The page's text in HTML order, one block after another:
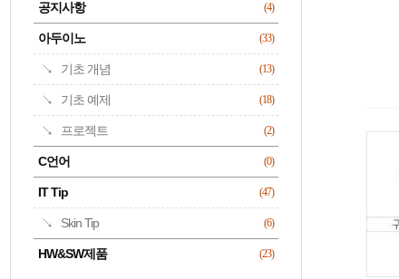
공지사항 (4)
아두이노 (33)
기초 개념 (13)
기초 예제 (18)
프로젝트 (2)
C언어 (0)
IT Tip (47)
Skin Tip (6)
HW&SW제품 (23)